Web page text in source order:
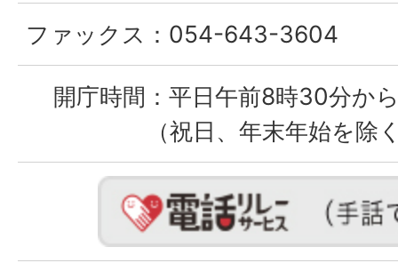
ファックス： 054-643-3604
開庁時間： 平日午前8時30分か
（祝日、年末年始を除